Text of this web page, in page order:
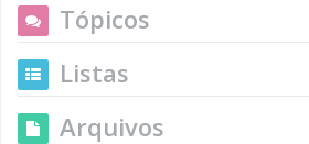
Tópicos
Listas
Arquivos